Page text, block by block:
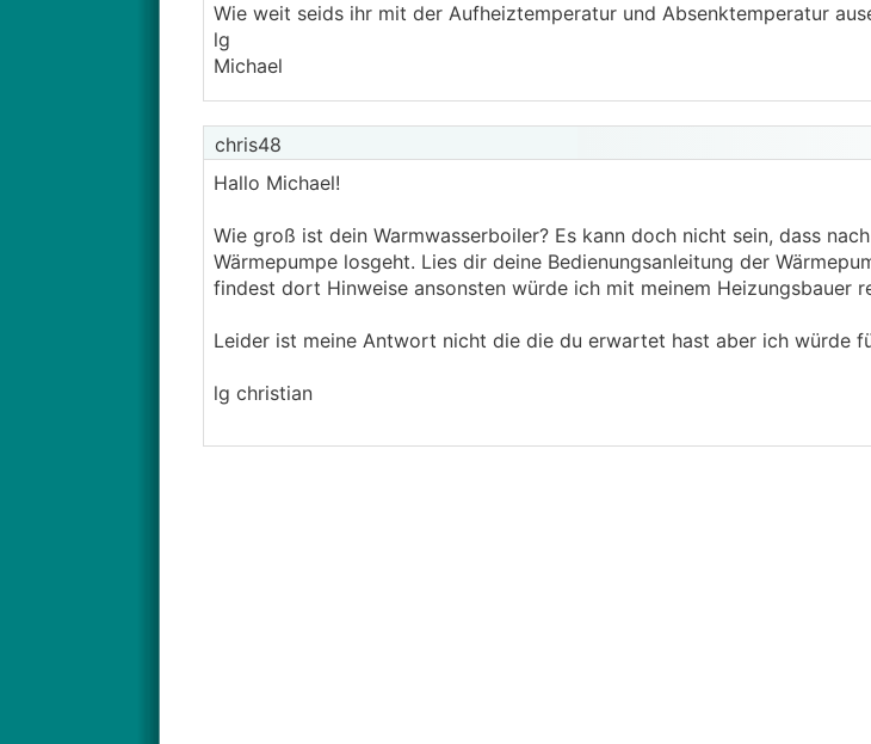
Wie weit seids ihr mit der Aufheiztemperatur und Absenktemperatur
lg
Michael
chris48
Hallo Michael!
Wie groß ist dein Warmwasserboiler? Es kann doch nicht sein, dass
Wärmepumpe losgeht. Lies dir deine Bedienungsanleitung der
findest dort Hinweise ansonsten würde ich mit meinem Heizungsbauer
Leider ist meine Antwort nicht die die du erwartet hast aber ich würde
lg christian